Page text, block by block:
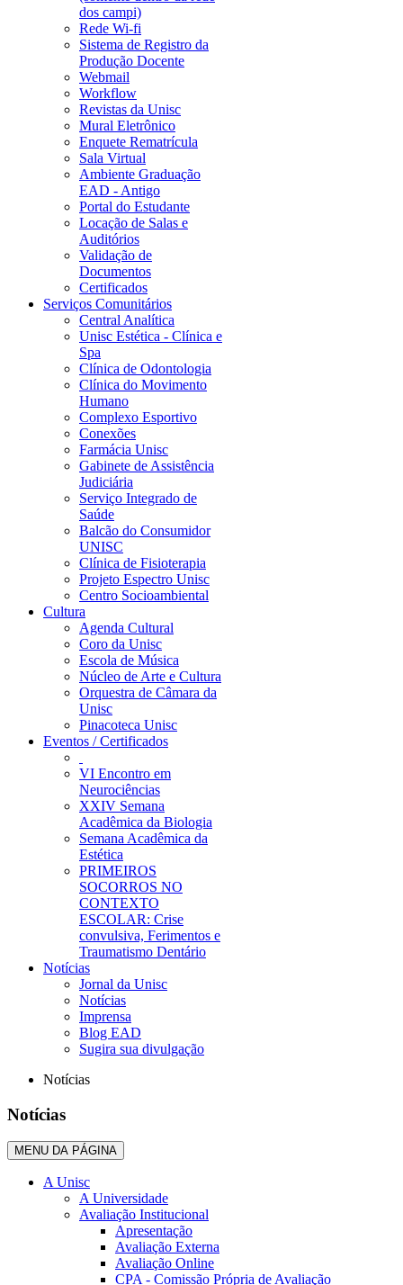
dos campi)
Rede Wi-fi
Sistema de Registro da
Produção Docente
Webmail
Workflow
Revistas da Unisc
Mural Eletrônico
Enquete Rematrícula
Sala Virtual
Ambiente Graduação
EAD - Antigo
Portal do Estudante
Locação de Salas e
Auditórios
Validação de
Documentos
Certificados
Serviços Comunitários
Central Analítica
Unisc Estética - Clínica e
Spa
Clínica de Odontologia
Clínica do Movimento
Humano
Complexo Esportivo
Conexões
Farmácia Unisc
Gabinete de Assistência
Judiciária
Serviço Integrado de
Saúde
Balcão do Consumidor
UNISC
Clínica de Fisioterapia
Projeto Espectro Unisc
Centro Socioambiental
Cultura
Agenda Cultural
Coro da Unisc
Escola de Música
Núcleo de Arte e Cultura
Orquestra de Câmara da
Unisc
Pinacoteca Unisc
Eventos / Certificados
VI Encontro em
Neurociências
XXIV Semana
Acadêmica da Biologia
Semana Acadêmica da
Estética
PRIMEIROS
SOCORROS NO
CONTEXTO
ESCOLAR: Crise
convulsiva, Ferimentos e
Traumatismo Dentário
Notícias
Jornal da Unisc
Notícias
Imprensa
Blog EAD
Sugira sua divulgação
Notícias
Notícias
MENU DA PÁGINA
A Unisc
A Universidade
Avaliação Institucional
Apresentação
Avaliação Externa
Avaliação Online
CPA - Comissão Própria de Avaliação